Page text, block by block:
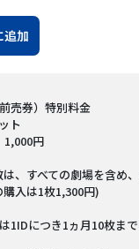
加
売券）特別料金
ト
円
、すべての劇場を含め
入は1枚1,300円)
1IDにつき1ヵ月10枚ま